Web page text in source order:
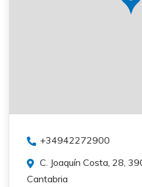
+34942272900
C. Joaquín Costa, 28,
Cantabria